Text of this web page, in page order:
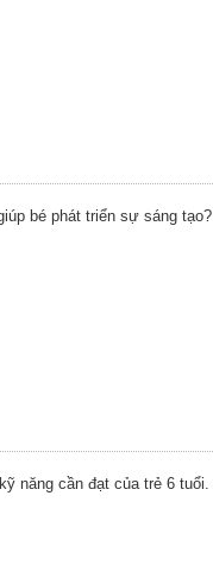
bé phát triển sự sáng tạo?
năng cần đạt của trẻ 6 tuổi.